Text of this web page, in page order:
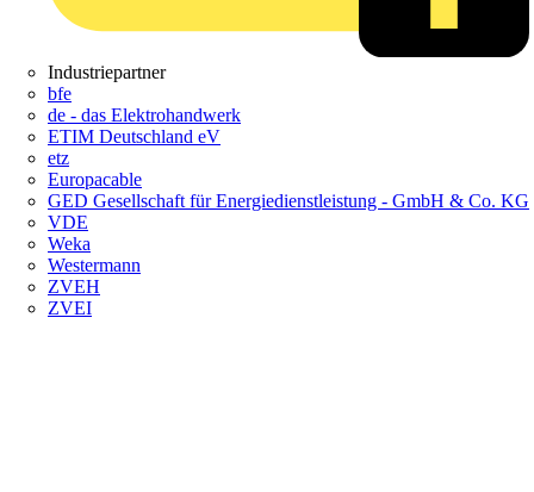
Industriepartner
bfe
de - das Elektrohandwerk
ETIM Deutschland eV
etz
Europacable
GED Gesellschaft für Energiedienstleistung - GmbH & Co. KG
VDE
Weka
Westermann
ZVEH
ZVEI